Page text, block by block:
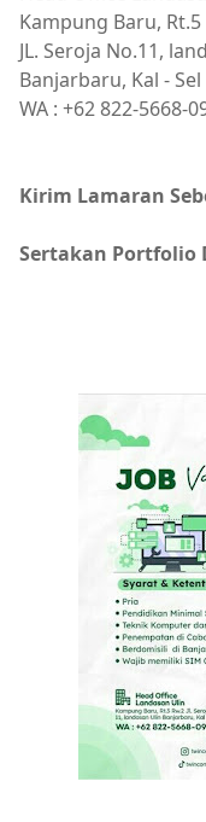
Kampung Baru, Rt.5
JL. Seroja No.11,
Banjarbaru, Kal - Sel
WA : +62 822-5668-
Kirim Lamaran
Sertakan Portfolio